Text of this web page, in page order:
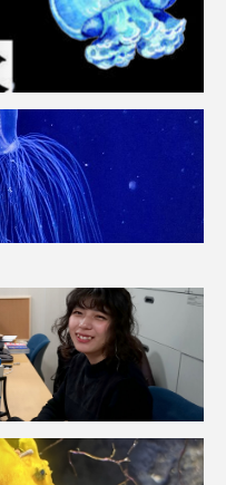
両生類
伝統料理
パラダイス
刺胞動物
同定
商品
きついお 四国